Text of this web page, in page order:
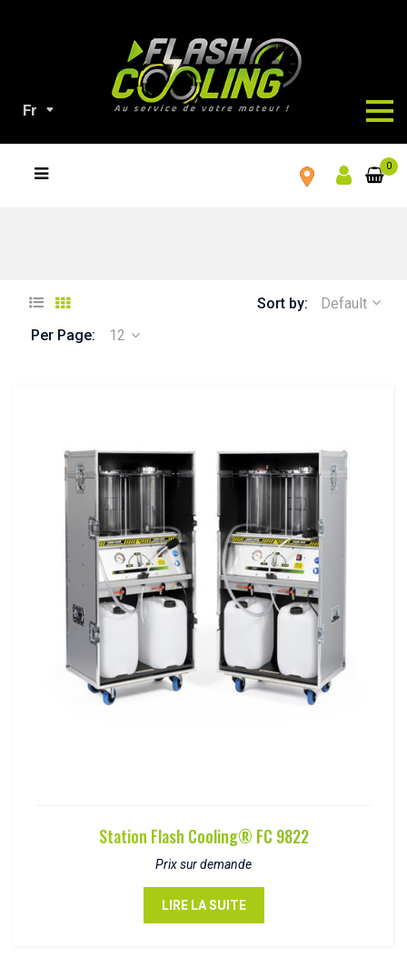
Fr
0
Sort by:
Default
Per Page:
12
Station Flash Cooling® FC 9822
Prix sur demande
LIRE LA SUITE